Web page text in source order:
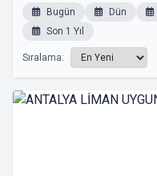
Bugün Dün
Son 1 Yıl
Sıralama: